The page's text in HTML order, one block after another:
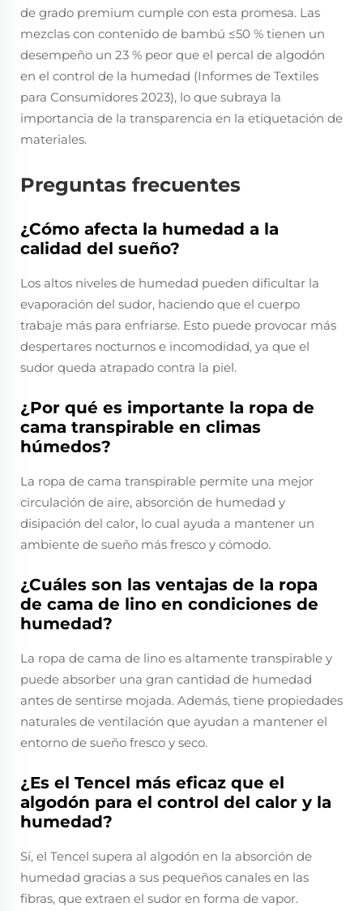
de grado premium cumple con esta promesa. Las
mezclas con contenido de bambú ≤50 % tienen un
desempeño un 23 % peor que el percal de algodón
en el control de la humedad (Informes de Textiles
para Consumidores 2023), lo que subraya la
importancia de la transparencia en la etiquetación de
materiales.
Preguntas frecuentes
¿Cómo afecta la humedad a la
calidad del sueño?
Los altos niveles de humedad pueden dificultar la
evaporación del sudor, haciendo que el cuerpo
trabaje más para enfriarse. Esto puede provocar más
despertares nocturnos e incomodidad, ya que el
sudor queda atrapado contra la piel.
¿Por qué es importante la ropa de
cama transpirable en climas
húmedos?
La ropa de cama transpirable permite una mejor
circulación de aire, absorción de humedad y
disipación del calor, lo cual ayuda a mantener un
ambiente de sueño más fresco y cómodo.
¿Cuáles son las ventajas de la ropa
de cama de lino en condiciones de
humedad?
La ropa de cama de lino es altamente transpirable y
puede absorber una gran cantidad de humedad
antes de sentirse mojada. Además, tiene propiedades
naturales de ventilación que ayudan a mantener el
entorno de sueño fresco y seco.
¿Es el Tencel más eficaz que el
algodón para el control del calor y la
humedad?
Sí, el Tencel supera al algodón en la absorción de
humedad gracias a sus pequeños canales en las
fibras, que extraen el sudor en forma de vapor.